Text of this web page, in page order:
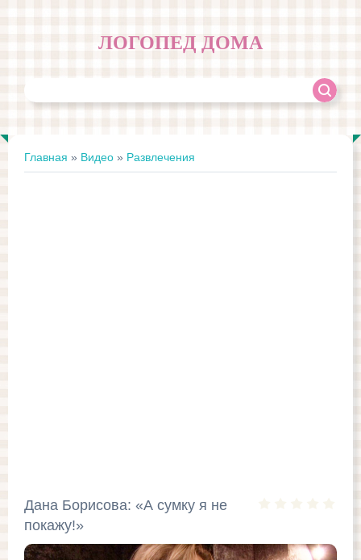
ЛОГОПЕД ДОМА
Главная » Видео » Развлечения
Дана Борисова: «А сумку я не
покажу!»